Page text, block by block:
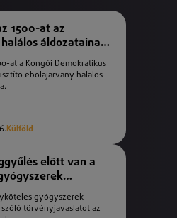
1500-at az
áldozatainak
at a Kongói Demokratikus
ebolajárvány halálos
Külföld
előtt van a
szóló
gyógyszerek
törvényjavaslatot az